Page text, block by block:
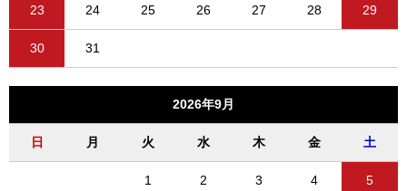
23 24 25 26 27 28 29
30 31
2026年9月
日 月 火 水 木 金 土
1 2 3 4 5